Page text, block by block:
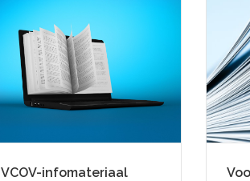
VCOV-infomateriaal